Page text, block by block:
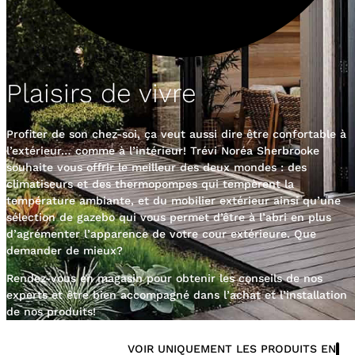
Plaisirs de vivre
Profiter de son chez-soi, ça veut aussi dire être confortable à
l’extérieur… comme à l’intérieur! Trévi Noréa Sherbrooke
souhaite vous offrir le meilleur des deux mondes : des
climatiseurs et des thermopompes qui tempèrent la
température ambiante, et du mobilier extérieur ainsi qu’une
sélection de gazebo qui vous permet d’être à l’abri en plus
d’agrémenter l’apparence de votre cour extérieure. Que
demander de mieux?
Rendez-vous en magasin pour obtenir les conseils de nos
experts et être bien accompagné dans l’achat et l’installation
de nos produits!
VOIR UNIQUEMENT LES PRODUITS EN